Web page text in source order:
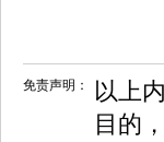
免责声明：
以上
目的